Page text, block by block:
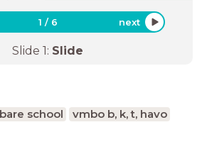
1 / 6 next
Slide 1: Slide
school
vmbo b, k, t, havo